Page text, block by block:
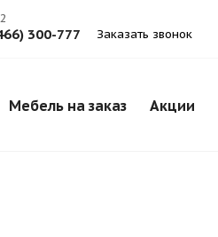
300-777 Заказать звонок
Мебель на заказ Акции